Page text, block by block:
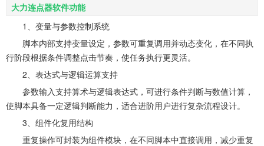
大力连点器软件功能
1、变量与参数控制系统
脚本内部支持变量设定，参数可重复调用并动态变化，在不同执
行阶段根据条件调整点击节奏，使任务执行更灵活。
2、表达式与逻辑运算支持
参数输入支持算术与逻辑表达式，可进行条件判断与数值计算，
使脚本具备一定逻辑判断能力，适合进阶用户进行复杂流程设计。
3、组件化复用结构
重复操作可封装为组件模块，在不同脚本中直接调用，减少重复